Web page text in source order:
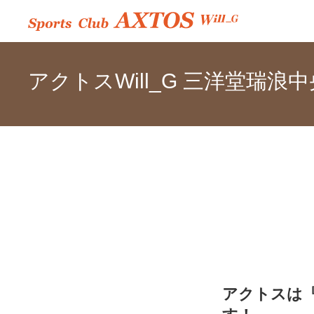
アクトスWill_G 三洋堂瑞浪中
アクトスは